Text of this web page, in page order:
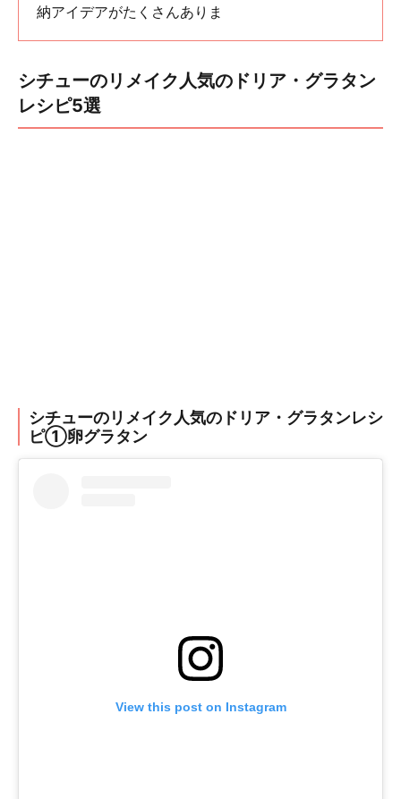
納アイデアがたくさんありま
シチューのリメイク人気のドリア・グラタン
レシピ5選
シチューのリメイク人気のドリア・グラタンレシ
ピ①卵グラタン
View this post on Instagram